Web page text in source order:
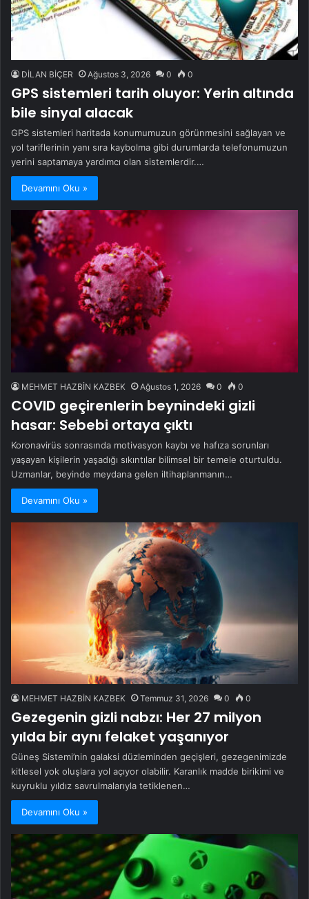
DİLAN BİÇER Ağustos 3, 2026 0 0
GPS sistemleri tarih oluyor: Yerin altında
bile sinyal alacak
GPS sistemleri haritada konumumuzun görünmesini sağlayan ve
yol tariflerinin yanı sıra kaybolma gibi durumlarda telefonumuzun
yerini saptamaya yardımcı olan sistemlerdir.…
Devamını Oku »
MEHMET HAZBİN KAZBEK Ağustos 1, 2026 0 0
COVID geçirenlerin beynindeki gizli
hasar: Sebebi ortaya çıktı
Koronavirüs sonrasında motivasyon kaybı ve hafıza sorunları
yaşayan kişilerin yaşadığı sıkıntılar bilimsel bir temele oturtuldu.
Uzmanlar, beyinde meydana gelen iltihaplanmanın…
Devamını Oku »
MEHMET HAZBİN KAZBEK Temmuz 31, 2026 0 0
Gezegenin gizli nabzı: Her 27 milyon
yılda bir aynı felaket yaşanıyor
Güneş Sistemi’nin galaksi düzleminden geçişleri, gezegenimizde
kitlesel yok oluşlara yol açıyor olabilir. Karanlık madde birikimi ve
kuyruklu yıldız savrulmalarıyla tetiklenen…
Devamını Oku »